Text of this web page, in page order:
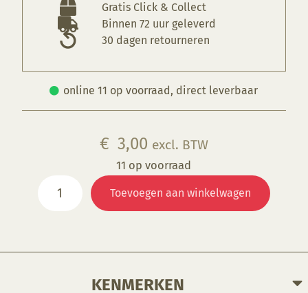
Gratis Click & Collect
Binnen 72 uur geleverd
30 dagen retourneren
online 11 op voorraad, direct leverbaar
€ 3,00 excl. BTW
11 op voorraad
4016
Kleurpigment
aantal
Toevoegen aan winkelwagen
KENMERKEN